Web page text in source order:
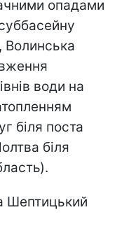
опадами
Волинська
води на
біля поста
біля
Шептицький